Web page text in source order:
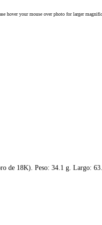
hover your mouse over photo for larger
de 18K). Peso: 34.1 g. Largo: